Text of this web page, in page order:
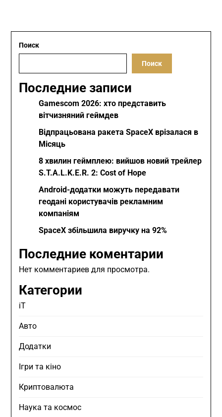
Поиск
Поиск
Последние записи
Gamescom 2026: хто представить
вітчизняний геймдев
Відпрацьована ракета SpaceX врізалася в
Місяць
8 хвилин геймплею: вийшов новий трейлер
S.T.A.L.K.E.R. 2: Cost of Hope
Android-додатки можуть передавати
геодані користувачів рекламним
компаніям
SpaceX збільшила виручку на 92%
Последние коментарии
Нет комментариев для просмотра.
Категории
iT
Авто
Додатки
Ігри та кіно
Криптовалюта
Наука та космос